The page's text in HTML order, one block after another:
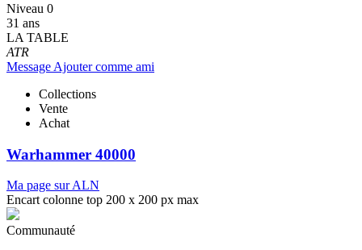
Niveau 0
31 ans
LA TABLE
ATR
Message Ajouter comme ami
Collections
Vente
Achat
Warhammer 40000
Ma page sur ALN
Encart colonne top 200 x 200 px max
Communauté